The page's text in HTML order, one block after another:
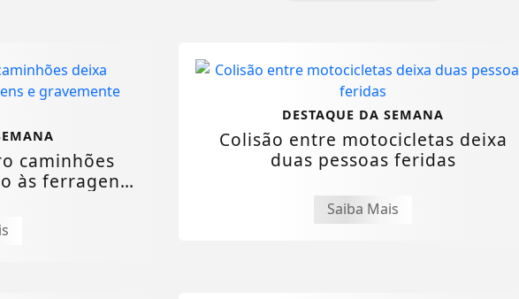
caminhões
às ferragens
DESTAQUE DA SEMANA
Colisão entre motocicletas deixa
duas pessoas feridas
Saiba Mais